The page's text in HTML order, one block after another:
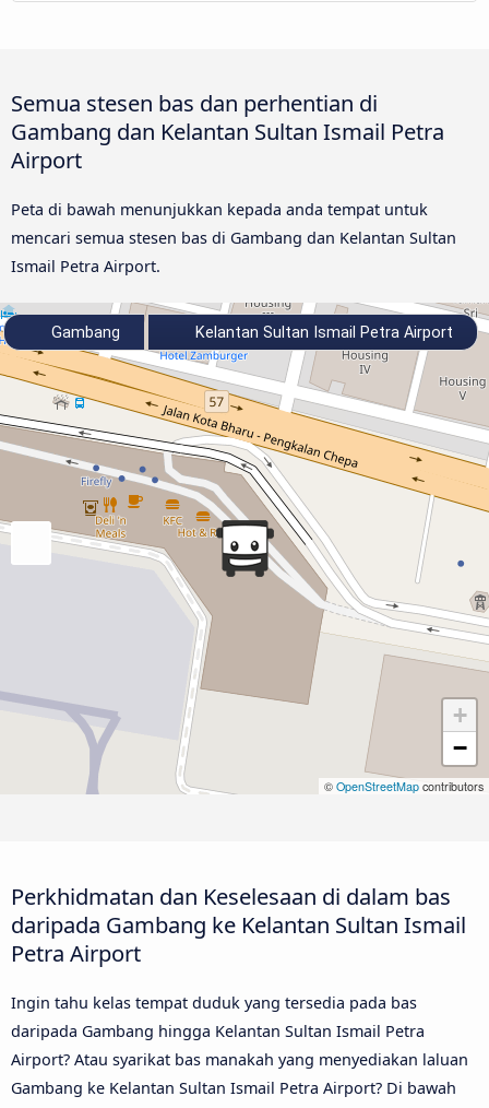
Semua stesen bas dan perhentian di
Gambang dan Kelantan Sultan Ismail Petra
Airport
Peta di bawah menunjukkan kepada anda tempat untuk
mencari semua stesen bas di Gambang dan Kelantan Sultan
Ismail Petra Airport.
+
−
© OpenStreetMap contributors
Gambang Kelantan Sultan Ismail Petra Airport
Perkhidmatan dan Keselesaan di dalam bas
daripada Gambang ke Kelantan Sultan Ismail
Petra Airport
Ingin tahu kelas tempat duduk yang tersedia pada bas
daripada Gambang hingga Kelantan Sultan Ismail Petra
Airport? Atau syarikat bas manakah yang menyediakan laluan
Gambang ke Kelantan Sultan Ismail Petra Airport? Di bawah